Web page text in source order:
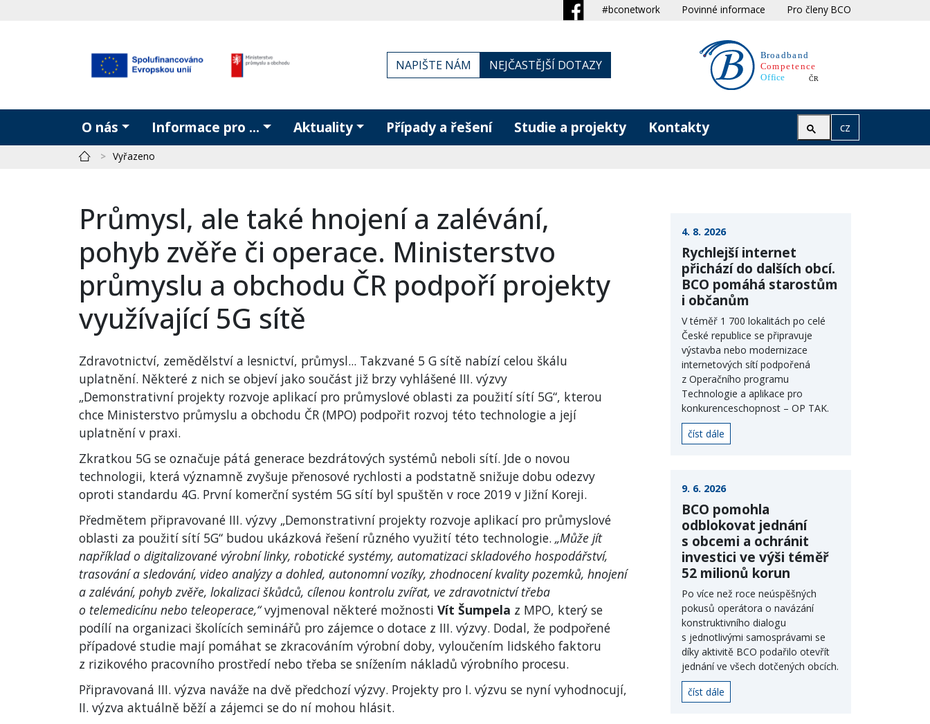
#bconetwork Povinné informace Pro členy BCO
NAPIŠTE NÁM NEJČASTĚJŠÍ DOTAZY
O nás Informace pro ... Aktuality Případy a řešení Studie a projekty Kontakty cz
Vyřazeno
Průmysl, ale také hnojení a zalévání,
pohyb zvěře či operace. Ministerstvo
průmyslu a obchodu ČR podpoří projekty
využívající 5G sítě
Zdravotnictví, zemědělství a lesnictví, průmysl... Takzvané 5 G sítě nabízí celou škálu
uplatnění. Některé z nich se objeví jako součást již brzy vyhlášené III. výzvy
„Demonstrativní projekty rozvoje aplikací pro průmyslové oblasti za použití sítí 5G“, kterou
chce Ministerstvo průmyslu a obchodu ČR (MPO) podpořit rozvoj této technologie a její
uplatnění v praxi.
Zkratkou 5G se označuje pátá generace bezdrátových systémů neboli sítí. Jde o novou
technologii, která významně zvyšuje přenosové rychlosti a podstatně snižuje dobu odezvy
oproti standardu 4G. První komerční systém 5G sítí byl spuštěn v roce 2019 v Jižní Koreji.
Předmětem připravované III. výzvy „Demonstrativní projekty rozvoje aplikací pro průmyslové
oblasti za použití sítí 5G“ budou ukázková řešení různého využití této technologie. „Může jít
například o digitalizované výrobní linky, robotické systémy, automatizaci skladového hospodářství,
trasování a sledování, video analýzy a dohled, autonomní vozíky, zhodnocení kvality pozemků, hnojení
a zalévání, pohyb zvěře, lokalizaci škůdců, cílenou kontrolu zvířat, ve zdravotnictví třeba
o telemedicínu nebo teleoperace,“vyjmenoval některé možnosti Vít Šumpela z MPO, který se
podílí na organizaci školících seminářů pro zájemce o dotace z III. výzvy. Dodal, že podpořené
případové studie mají pomáhat se zkracováním výrobní doby, vyloučením lidského faktoru
z rizikového pracovního prostředí nebo třeba se snížením nákladů výrobního procesu.
Připravovaná III. výzva naváže na dvě předchozí výzvy. Projekty pro I. výzvu se nyní vyhodnocují,
II. výzva aktuálně běží a zájemci se do ní mohou hlásit.
4. 8. 2026
Rychlejší internet
přichází do dalších obcí.
BCO pomáhá starostům
i občanům
V téměř 1 700 lokalitách po celé
České republice se připravuje
výstavba nebo modernizace
internetových sítí podpořená
z Operačního programu
Technologie a aplikace pro
konkurenceschopnost – OP TAK.
číst dále
9. 6. 2026
BCO pomohla
odblokovat jednání
s obcemi a ochránit
investici ve výši téměř
52 milionů korun
Po více než roce neúspěšných
pokusů operátora o navázání
konstruktivního dialogu
s jednotlivými samosprávami se
díky aktivitě BCO podařilo otevřít
jednání ve všech dotčených obcích.
číst dále